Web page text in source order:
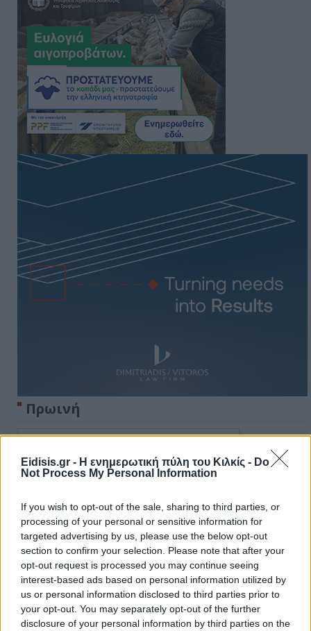
Eidisis.gr - Η ενημερωτική πύλη του Κιλκίς - Do
Not Process My Personal Information
If you wish to opt-out of the sale, sharing to third parties, or
processing of your personal or sensitive information for
targeted advertising by us, please use the below opt-out
section to confirm your selection. Please note that after your
opt-out request is processed you may continue seeing
interest-based ads based on personal information utilized by
us or personal information disclosed to third parties prior to
your opt-out. You may separately opt-out of the further
disclosure of your personal information by third parties on the
Πρωινή